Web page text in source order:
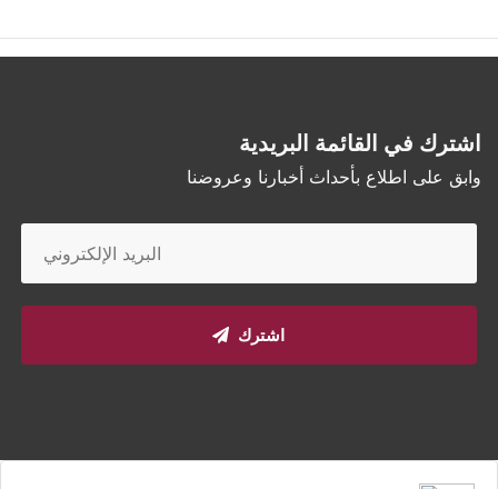
اشترك في القائمة البريدية
وابق على اطلاع بأحداث أخبارنا وعروضنا
اشترك